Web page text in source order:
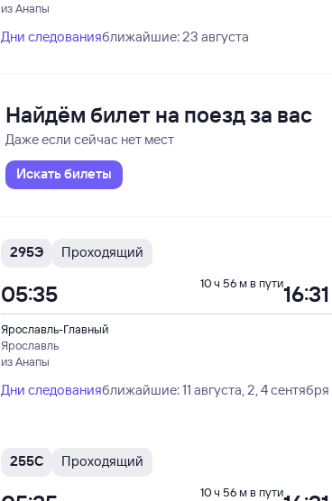
из Анапы
Дни следованияближайшие: 23 августа
Найдём билет на поезд за вас
Даже если сейчас нет мест
Искать билеты
295Э Проходящий
Ярославль-Главный
Ярославль
из Анапы
05:35 16:31
10 ч 56 м в пути
Дни следованияближайшие: 11 августа, 2, 4 сентября
255С Проходящий
10 ч 56 м в пути